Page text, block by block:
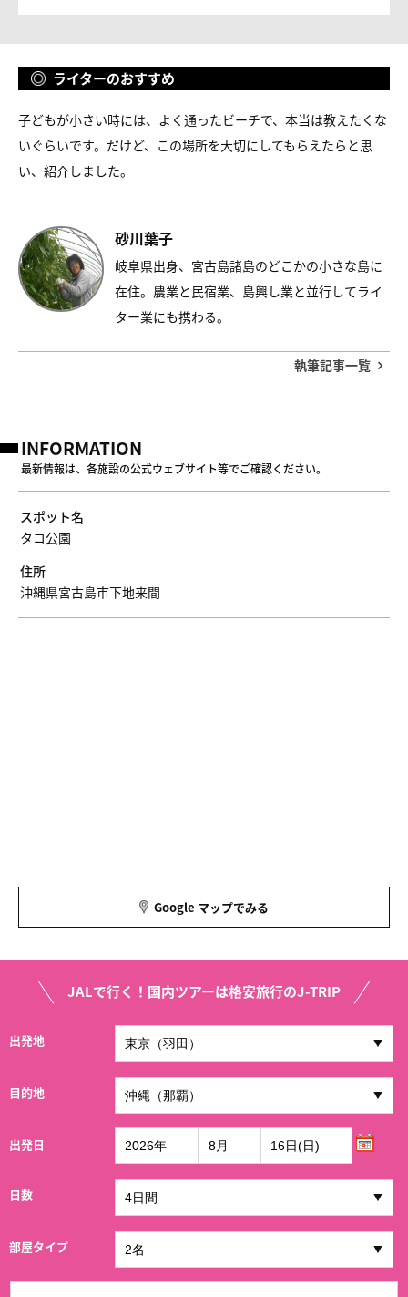
ライターのおすすめ
子どもが小さい時には、よく通ったビーチで、本当は教えたくな
いぐらいです。だけど、この場所を大切にしてもらえたらと思
い、紹介しました。
砂川葉子
岐阜県出身、宮古島諸島のどこかの小さな島に
在住。農業と民宿業、島興し業と並行してライ
ター業にも携わる。
執筆記事一覧
INFORMATION
最新情報は、各施設の公式ウェブサイト等でご確認ください。
スポット名
タコ公園
住所
沖縄県宮古島市下地来間
Google マップでみる
JALで行く！国内ツアーは格安旅行のJ-TRIP
出発地
目的地
出発日
日数
部屋タイプ